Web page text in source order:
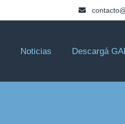
Noticias Descargá